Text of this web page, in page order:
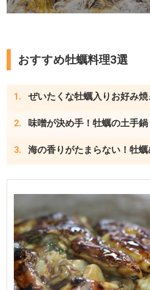
おすすめ牡蠣料理3選
ぜいたくな牡蠣入りお好み焼
味噌が決め手！牡蠣の土手鍋
海の香りがたまらない！牡蠣